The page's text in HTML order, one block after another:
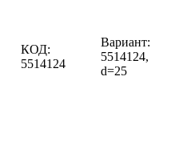
КОД:
5514124
Вариант:
5514124,
d=25